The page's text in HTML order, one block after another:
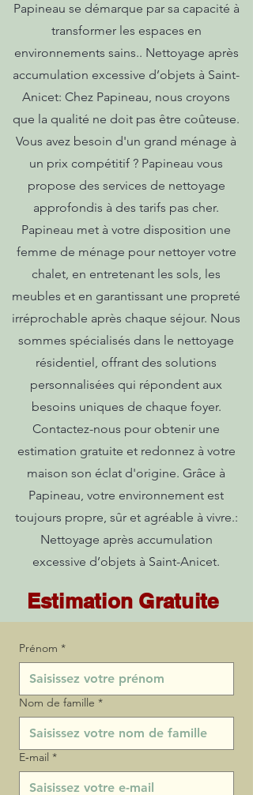
Papineau se démarque par sa capacité à
transformer les espaces en
environnements sains.. Nettoyage après
accumulation excessive d’objets à Saint-
Anicet: Chez Papineau, nous croyons
que la qualité ne doit pas être coûteuse.
Vous avez besoin d'un grand ménage à
un prix compétitif ? Papineau vous
propose des services de nettoyage
approfondis à des tarifs pas cher.
Papineau met à votre disposition une
femme de ménage pour nettoyer votre
chalet, en entretenant les sols, les
meubles et en garantissant une propreté
irréprochable après chaque séjour. Nous
sommes spécialisés dans le nettoyage
résidentiel, offrant des solutions
personnalisées qui répondent aux
besoins uniques de chaque foyer.
Contactez-nous pour obtenir une
estimation gratuite et redonnez à votre
maison son éclat d'origine. Grâce à
Papineau, votre environnement est
toujours propre, sûr et agréable à vivre.:
Nettoyage après accumulation
excessive d’objets à Saint-Anicet.
Estimation Gratuite
Prénom *
Nom de famille *
E‑mail *